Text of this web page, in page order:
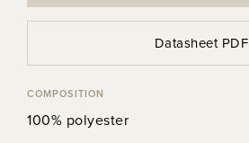
Datasheet PDF
COMPOSITION
100% polyester